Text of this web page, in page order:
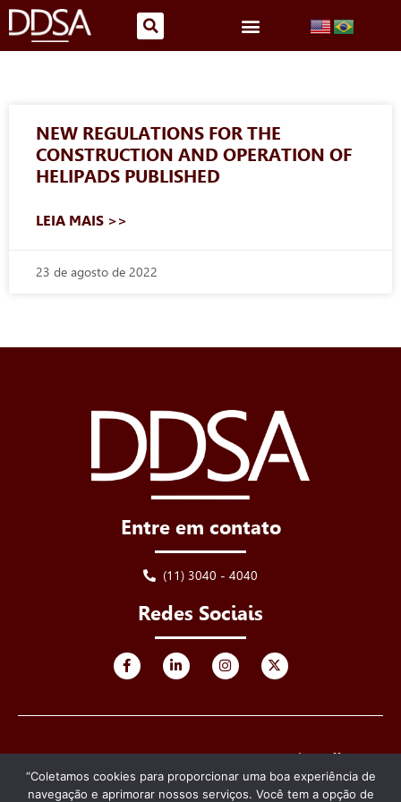
NEW REGULATIONS FOR THE
CONSTRUCTION AND OPERATION OF
HELIPADS PUBLISHED
LEIA MAIS >>
23 de agosto de 2022
Entre em contato
(11) 3040 - 4040
Redes Sociais
© 2025 DDSA - De Luca, Derenusson, Schuttoff &
Advogados. Todos os direitos reservados.
“Coletamos cookies para proporcionar uma boa experiência de
navegação e aprimorar nossos serviços. Você tem a opção de